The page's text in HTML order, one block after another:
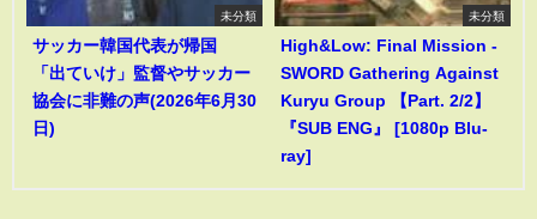
未分類
サッカー韓国代表が帰国
「出ていけ」監督やサッカー
協会に非難の声(2026年6月30
日)
未分類
High&Low: Final Mission -
SWORD Gathering Against
Kuryu Group 【Part. 2/2】
『SUB ENG』 [1080p Blu-
ray]